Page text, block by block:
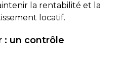
la rentabilité et la
locatif.
: un contrôle